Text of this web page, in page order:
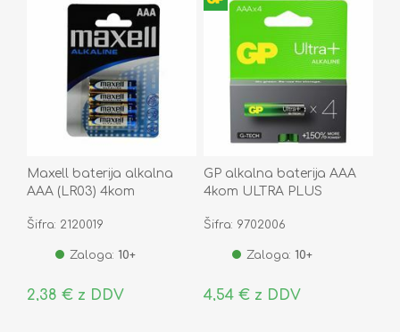
Maxell baterija alkalna
AAA (LR03) 4kom
Šifra: 2120019
Zaloga: 10+
2,38 € z DDV
GP alkalna baterija AAA
4kom ULTRA PLUS
Šifra: 9702006
Zaloga: 10+
4,54 € z DDV